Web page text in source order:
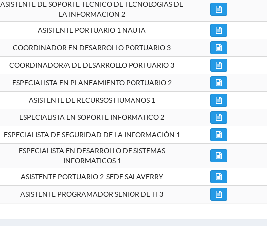
ASISTENTE DE SOPORTE TECNICO DE TECNOLOGIAS DE
LA INFORMACION 2
ASISTENTE PORTUARIO 1 NAUTA
COORDINADOR EN DESARROLLO PORTUARIO 3
COORDINADOR/A DE DESARROLLO PORTUARIO 3
ESPECIALISTA EN PLANEAMIENTO PORTUARIO 2
ASISTENTE DE RECURSOS HUMANOS 1
ESPECIALISTA EN SOPORTE INFORMATICO 2
ESPECIALISTA DE SEGURIDAD DE LA INFORMACIÓN 1
ESPECIALISTA EN DESARROLLO DE SISTEMAS
INFORMATICOS 1
ASISTENTE PORTUARIO 2-SEDE SALAVERRY
ASISTENTE PROGRAMADOR SENIOR DE TI 3